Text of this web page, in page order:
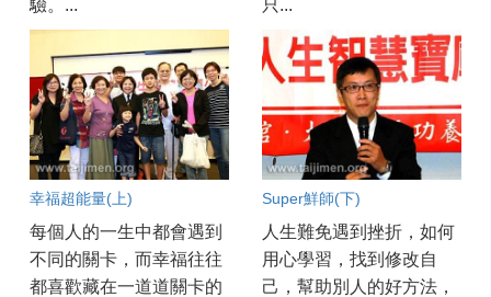
驗。...
只...
幸福超能量(上)
每個人的一生中都會遇到
不同的關卡，而幸福往往
都喜歡藏在一道道關卡的
Super鮮師(下)
人生難免遇到挫折，如何
用心學習，找到修改自
己，幫助別人的好方法，